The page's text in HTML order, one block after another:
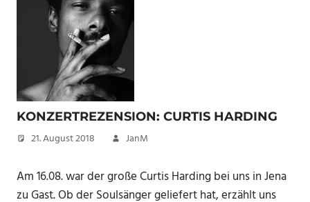
KONZERTREZENSION: CURTIS HARDING
21. August 2018 JanM
Am 16.08. war der große Curtis Harding bei uns in Jena
zu Gast. Ob der Soulsänger geliefert hat, erzählt uns